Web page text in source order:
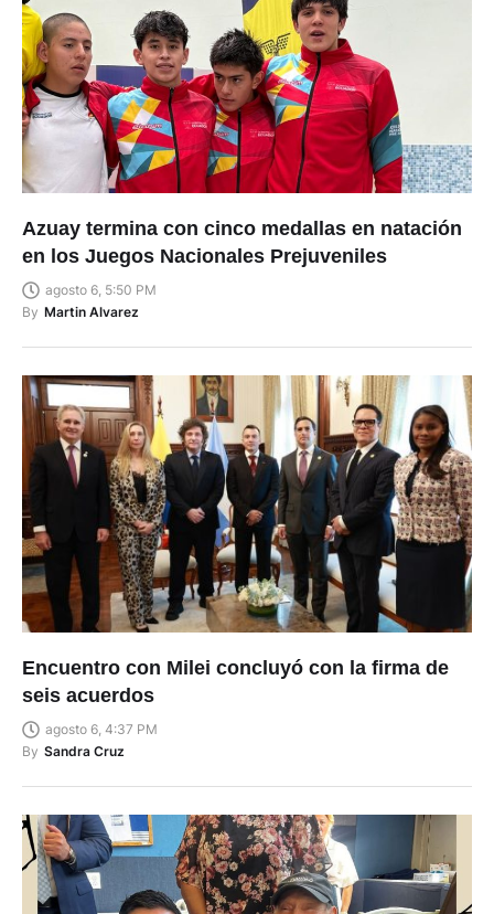
Azuay termina con cinco medallas en natación
en los Juegos Nacionales Prejuveniles
agosto 6, 5:50 PM
By Martin Alvarez
Encuentro con Milei concluyó con la firma de
seis acuerdos
agosto 6, 4:37 PM
By Sandra Cruz